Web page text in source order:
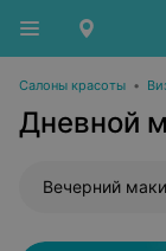
Салоны красоты •
Дневной
Вечерний